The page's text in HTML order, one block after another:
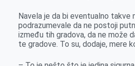
Navela je da bi eventualno takve
podrazumevale da ne postoji
između tih gradova, da ne može
te gradove. To su, dodaje, mere